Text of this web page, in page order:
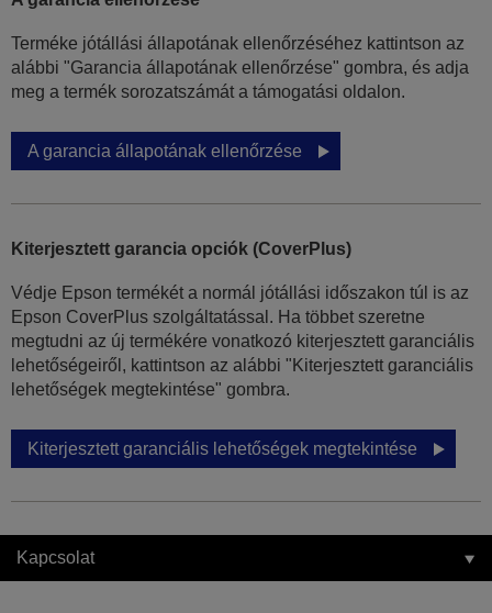
Terméke jótállási állapotának ellenőrzéséhez kattintson az
alábbi "Garancia állapotának ellenőrzése" gombra, és adja
meg a termék sorozatszámát a támogatási oldalon.
A garancia állapotának ellenőrzése
Kiterjesztett garancia opciók (CoverPlus)
Védje Epson termékét a normál jótállási időszakon túl is az
Epson CoverPlus szolgáltatással. Ha többet szeretne
megtudni az új termékére vonatkozó kiterjesztett garanciális
lehetőségeiről, kattintson az alábbi "Kiterjesztett garanciális
lehetőségek megtekintése" gombra.
Kiterjesztett garanciális lehetőségek megtekintése
Kapcsolat